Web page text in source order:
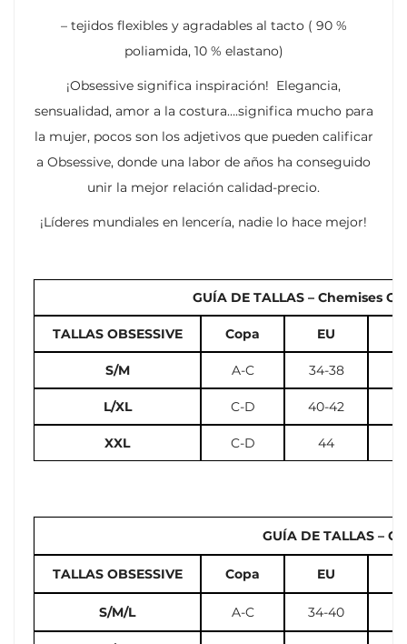
– tejidos flexibles y agradables al tacto ( 90 %
poliamida, 10 % elastano)
¡Obsessive significa inspiración! Elegancia,
sensualidad, amor a la costura….significa mucho para
la mujer, pocos son los adjetivos que pueden calificar
a Obsessive, donde una labor de años ha conseguido
unir la mejor relación calidad-precio.
¡Líderes mundiales en lencería, nadie lo hace mejor!
GUÍA DE TALLAS – Chemises
TALLAS OBSESSIVE Copa EU
S/M A-C 34-38
L/XL C-D 40-42
XXL C-D 44
GUÍA DE TALLAS –
TALLAS OBSESSIVE Copa EU
S/M/L A-C 34-40